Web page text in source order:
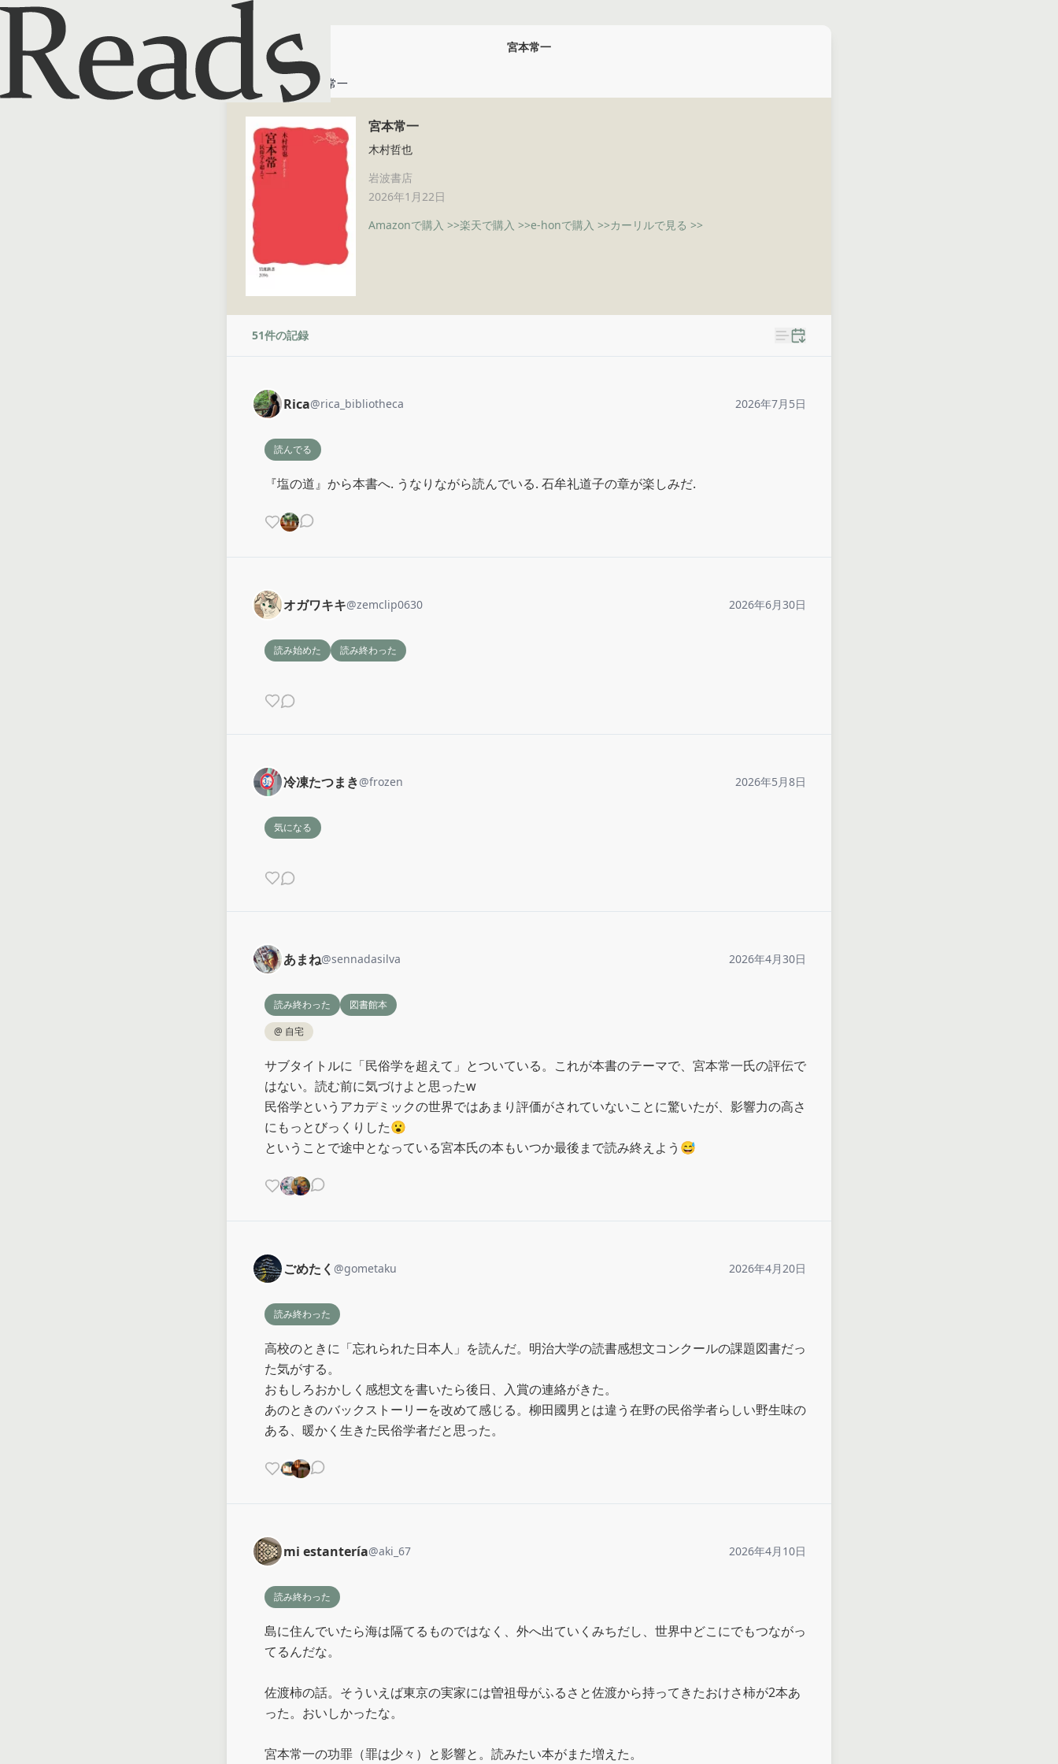
宮本常一
宮本常一
宮本常一
木村哲也
岩波書店
2026年1月22日
Amazonで購入 >>楽天で購入 >>e-honで購入 >>カーリルで見る >>
51件の記録
Rica@rica_bibliotheca 2026年7月5日
読んでる
『塩の道』から本書へ. うなりながら読んでいる. 石牟礼道子の章が楽しみだ.
オガワキキ@zemclip0630 2026年6月30日
読み始めた 読み終わった
冷凍たつまき@frozen 2026年5月8日
気になる
あまね@sennadasilva 2026年4月30日
読み終わった
図書館本
@ 自宅
サブタイトルに「民俗学を超えて」とついている。これが本書のテーマで、宮本常一氏の評伝で
はない。読む前に気づけよと思ったw
民俗学というアカデミックの世界ではあまり評価がされていないことに驚いたが、影響力の高さ
にもっとびっくりした😮
ということで途中となっている宮本氏の本もいつか最後まで読み終えよう😅
ごめたく @gometaku 2026年4月20日
読み終わった
高校のときに「忘れられた日本人」を読んだ。明治大学の読書感想文コンクールの課題図書だっ
た気がする。
おもしろおかしく感想文を書いたら後日、入賞の連絡がきた。
あのときのバックストーリーを改めて感じる。柳田國男とは違う在野の民俗学者らしい野生味の
ある、暖かく生きた民俗学者だと思った。
mi estantería@aki_67 2026年4月10日
読み終わった
島に住んでいたら海は隔てるものではなく、外へ出ていくみちだし、世界中どこにでもつながっ
てるんだな。
佐渡柿の話。そういえば東京の実家には曽祖母がふるさと佐渡から持ってきたおけさ柿が2本あ
った。おいしかったな。
宮本常一の功罪（罪は少々）と影響と。読みたい本がまた増えた。